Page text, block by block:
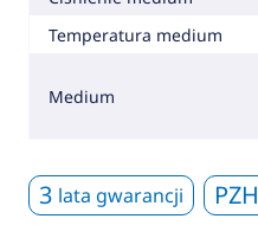
Temperatura medium
Medium
3 lata gwarancji PZH